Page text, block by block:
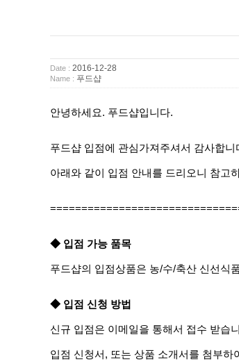
Date : 2016-12-28
Name : 푸드샵
안녕하세요. 푸드샵입니다.
푸드샵 입점에 관심가져주셔서 감사합니
아래와 같이 입점 안내를 드리오니 참고
◆ 입점 가능 품목
푸드샵의 입점상품은 농/수/축산 신선식
◆ 입점 신청 방법
신규 입점은 이메일을 통해서 접수 받습
입점 신청서, 또는 상품 소개서를 첨부하